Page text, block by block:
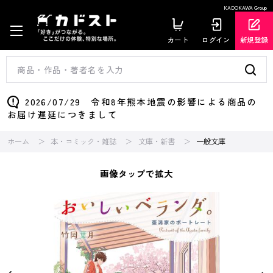
KADOKAWA Group
カート ログイン 新規登録
2026/07/29 令和8年熊本地震の影響による商品の
お届け遅延につきまして
ホーム 本・コミック・雑誌 文庫・新書 一般文庫
画像タップで拡大